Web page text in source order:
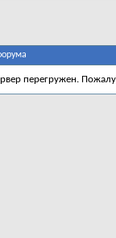
перегружен.